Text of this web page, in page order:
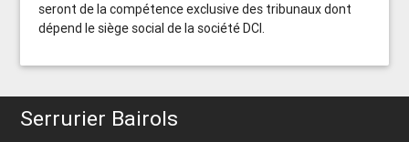
seront de la compétence exclusive des tribunaux dont
dépend le siège social de la société DCI.
Serrurier Bairols